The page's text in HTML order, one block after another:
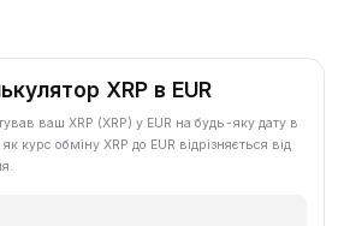
XRP в EUR
ваш XRP (XRP) у EUR на будь-яку дату в
курс обміну XRP до EUR відрізняється від